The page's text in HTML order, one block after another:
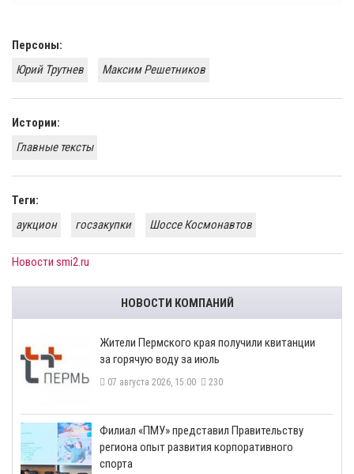
Персоны:
Юрий Трутнев
Максим Решетников
Истории:
Главные тексты
Теги:
аукцион
госзакупки Шоссе Космонавтов
Новости smi2.ru
НОВОСТИ КОМПАНИЙ
​Жители Пермского края получили квитанции
за горячую воду за июль
07 августа 2026, 15:00 230
​Филиал «ПМУ» представил Правительству
региона опыт развития корпоративного
спорта